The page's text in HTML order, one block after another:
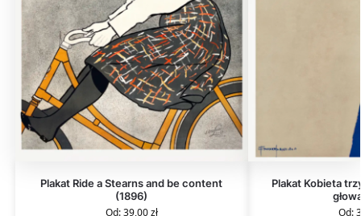
Plakat Ride a Stearns and be content
(1896)
Od:39,00zł
Plakat Kobieta
Od: